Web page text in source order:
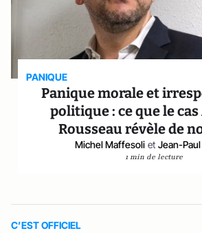
PANIQUE
Panique morale et
politique : ce que le
Rousseau révèle de
Michel Maffesoli et Jean-
1 min de lecture
C’EST OFFICIEL